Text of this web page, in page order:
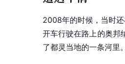
2008年的时候，当时
开车行驶在路上的奥邦
了都灵当地的一条河里